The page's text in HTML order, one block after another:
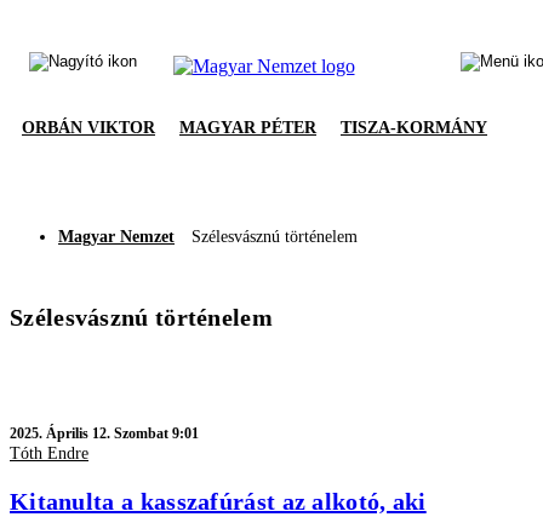
ORBÁN VIKTOR MAGYAR PÉTER TISZA-KORMÁNY
Magyar Nemzet Szélesvásznú történelem
Szélesvásznú történelem
2025. Április 12. Szombat 9:01
Tóth Endre
Kitanulta a kasszafúrást az alkotó, aki